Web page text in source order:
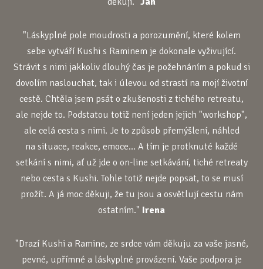
"Láskyplné pole moudrosti a porozumění, které kolem
sebe vytváří Kushi s Raminem je dokonale vyživující.
Strávit s nimi jakkoliv dlouhý čas je požehnáním a pokud si
dovolím naslouchat, tak i úlevou od strastí na mojí životní
cestě. Chtěla jsem psát o zkušenosti z tichého retreatu,
ale nejde to. Podstatou totiž není jeden jejich "workshop",
ale celá cesta s nimi. Je to způsob přemýšlení, náhled
na situace, reakce, emoce... A tím je protknuté každé
setkání s nimi, ať už jde o on-line setkávání, tiché retreaty
nebo cesta s Kushi. Tohle totiž nejde popsat, to se musí
prožít. A já moc děkuji, že tu jsou a osvětlují cestu nám
ostatním." Irena
"Drazí Kushi a Ramine, ze srdce vám děkuju za vaše jasné,
pevné, upřímné a láskyplné provázení. Vaše podpora je